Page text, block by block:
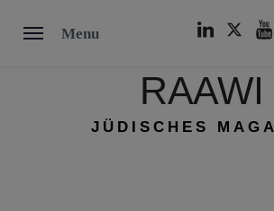
Menu
RAAWI
JÜDISCHES